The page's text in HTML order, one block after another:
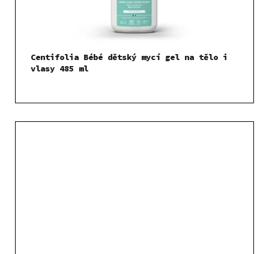
Centifolia Bébé dětský mycí gel na tělo i
vlasy 485 ml